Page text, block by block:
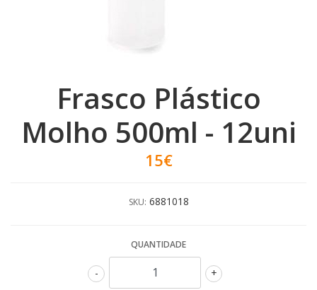
Frasco Plástico
Molho 500ml - 12uni
15€
SKU: 6881018
QUANTIDADE
+
-